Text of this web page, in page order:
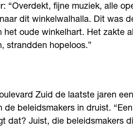
“Overdekt, fijne muziek, alle
dit winkelwalhalla. Dit was
het oude winkelhart. Het zakte
strandden hopeloos.”
Zuid de laatste jaren
de beleidsmakers in druist.
dat? Juist, die beleidsmakers